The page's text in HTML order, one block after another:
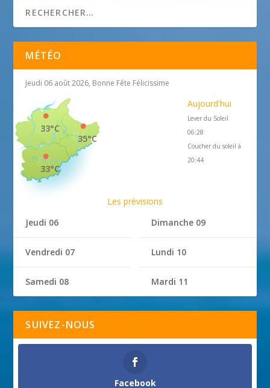
MÉTÉO
Jeudi 06 août 2026, Bonne Fête Félicissime
35°C
33°C
33°C
Aujourd'hui
Lever du Soleil
06:28
Coucher du soleil à
20:44
Les prévisions
Jeudi 06
Vendredi 07
Samedi 08
Dimanche 09
Lundi 10
Mardi 11
SUIVEZ-NOUS
Facebook